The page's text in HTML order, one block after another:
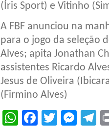
(Íris Sport) e Vitinho
A FBF anunciou na
para o jogo da seleção
Alves; apita Jonathan
assistentes Ricardo
Jesus de Oliveira
(Firmino Alves)
WhatsApp
Facebook
Twitter